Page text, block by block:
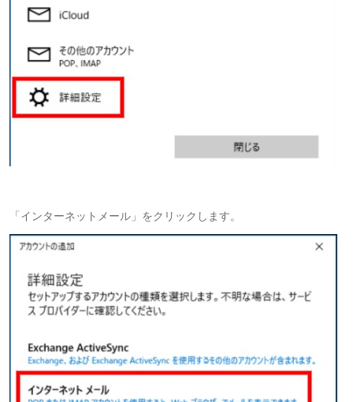
「インターネットメール」をクリックします。